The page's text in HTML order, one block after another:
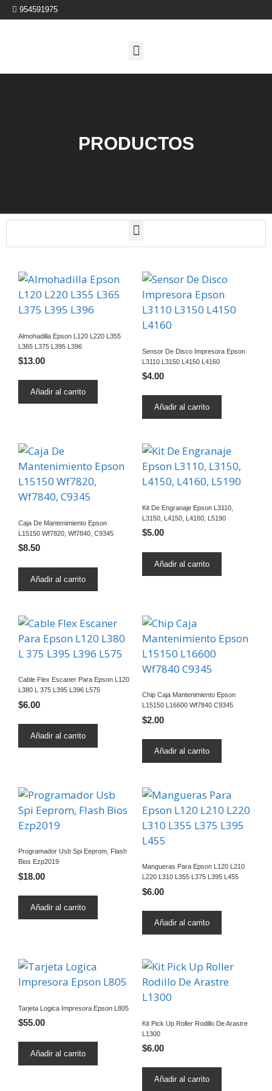
954591975
PRODUCTOS
Almohadilla Epson L120 L220 L355
L365 L375 L395 L396
$13.00
Añadir al carrito
Sensor De Disco Impresora Epson
L3110 L3150 L4150 L4160
$4.00
Añadir al carrito
Caja De Mantenimiento Epson
L15150 Wf7820, Wf7840, C9345
$8.50
Añadir al carrito
Kit De Engranaje Epson L3110,
L3150, L4150, L4160, L5190
$5.00
Añadir al carrito
Cable Flex Escaner Para Epson L120
L380 L 375 L395 L396 L575
$6.00
Añadir al carrito
Chip Caja Mantenimiento Epson
L15150 L16600 Wf7840 C9345
$2.00
Añadir al carrito
Programador Usb Spi Eeprom, Flash
Bios Ezp2019
$18.00
Añadir al carrito
Mangueras Para Epson L120 L210
L220 L310 L355 L375 L395 L455
$6.00
Añadir al carrito
Tarjeta Logica Impresora Epson L805
$55.00
Añadir al carrito
Kit Pick Up Roller Rodillo De Arastre
L1300
$6.00
Añadir al carrito